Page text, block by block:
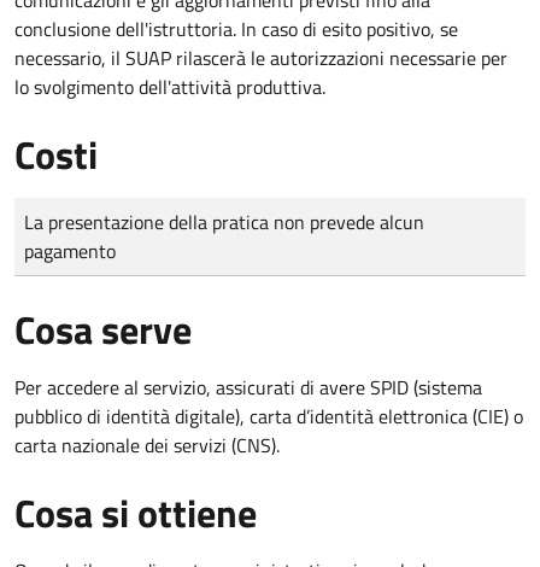
conclusione dell'istruttoria. In caso di esito positivo, se
necessario, il SUAP rilascerà le autorizzazioni necessarie per
lo svolgimento dell'attività produttiva.
Costi
Tipo di pagamento
Importo
La presentazione della pratica non prevede alcun
pagamento
Cosa serve
Per accedere al servizio, assicurati di avere SPID (sistema
pubblico di identità digitale), carta d’identità elettronica (CIE) o
carta nazionale dei servizi (CNS).
Cosa si ottiene